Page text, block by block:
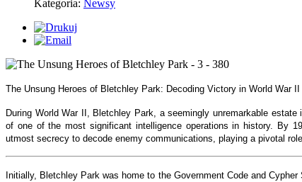
Kategoria: Newsy
The Unsung Heroes of Bletchley Park: Decoding Victory in World War II
During World War II, Bletchley Park, a seemingly unremarkable
of one of the most significant intelligence operations in history. By
utmost secrecy to decode enemy communications, playing a pivotal
Initially, Bletchley Park was home to the Government Code and